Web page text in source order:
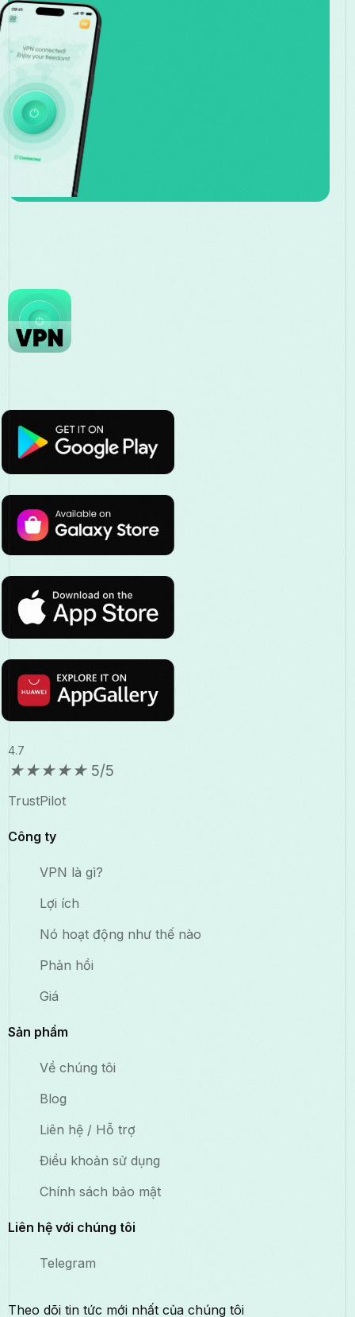
4.7
★★★★★ 5/5
TrustPilot
Công ty
VPN là gì?
Lợi ích
Nó hoạt động như thế nào
Phản hồi
Giá
Sản phẩm
Về chúng tôi
Blog
Liên hệ / Hỗ trợ
Điều khoản sử dụng
Chính sách bảo mật
Liên hệ với chúng tôi
Telegram
Theo dõi tin tức mới nhất của chúng tôi